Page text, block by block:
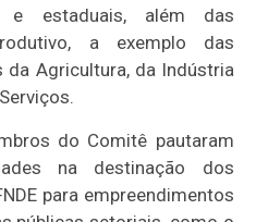
e estaduais, além das
a exemplo das
da Agricultura, da Indústria
do Comitê pautaram
na destinação dos
para empreendimentos